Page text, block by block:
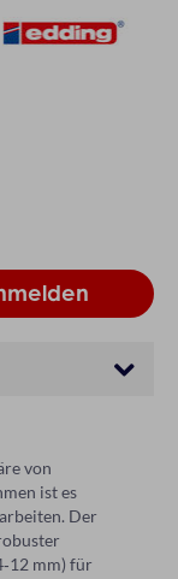
von
ist es
Der
mm) für